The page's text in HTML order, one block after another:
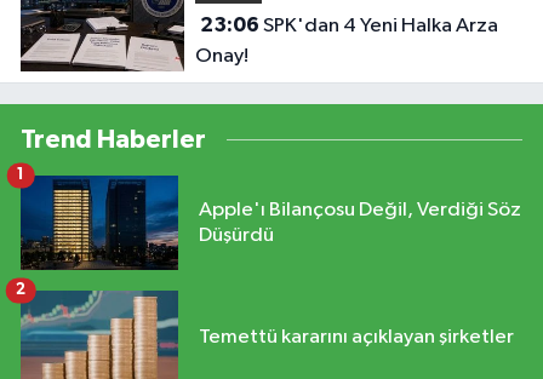
23:06
Onay!
Trend Haberler
Apple'ı Bilançosu Değil, Verdiği Söz
Düşürdü
1
Temettü kararını açıklayan şirketler
2